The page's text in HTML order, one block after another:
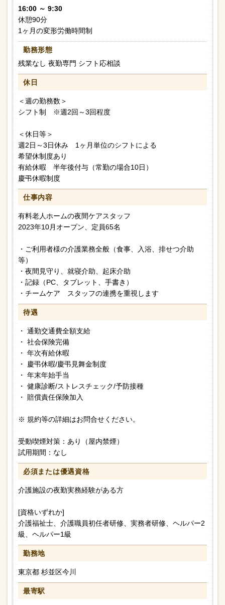
16:00 ～ 9:30
休憩90分
1ヶ月の変形労働時間制
勤務形態
残業なし 夜勤専門 シフト応相談
休日
＜週の勤務数＞
シフト制 ※週2回～3回程度
＜休日等＞
週2日～3日休み 1ヶ月単位のシフトによる
希望休制度あり
有給休暇 半年後付与（常勤の場合10日）
慶弔休暇制度
仕事内容
有料老人ホームの夜間ケアスタッフ
2023年10月オープン、定員65名
・ご利用者様の介護業務全般（食事、入浴、排せつ介助
等）
・夜間見守り、就寝介助、起床介助
・記録（PC、タブレット、手書き）
・チームケア スタッフの連携を重視します
待遇
・ 通勤交通費全額支給
・ 社会保険完備
・ 年次有給休暇
・ 慶弔休暇/慶弔見舞金制度
・ 年末年始手当
・ 健康診断/ストレスチェック/予防接種
・ 賠償責任保険加入
※ 規約等の詳細はお問合せください。
受動喫煙対策：あり（屋内禁煙）
試用期間：なし
必須または優遇資格
介護施設の夜勤実務経験がある方
[資格いずれか]
介護福祉士、介護職員初任者研修、実務者研修、ヘルパー2
級、ヘルパー1級
勤務地
東京都 杉並区今川
最寄駅